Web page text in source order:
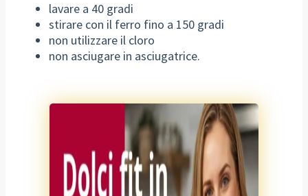
lavare a 40 gradi
stirare con il ferro fino a 150 gradi
non utilizzare il cloro
non asciugare in asciugatrice.